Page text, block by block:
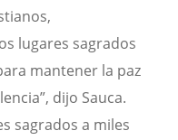
lugares sagrados
mantener la paz
dijo Sauca.
sagrados a miles